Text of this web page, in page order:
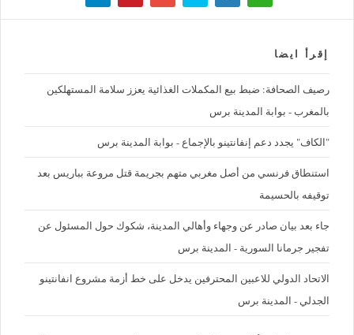
إقرأ ايضا
رصيف الصحافة: ضبط بيع المكملات الغذائية يعزز سلامة المستهلكين
بالمغرب - بوابة المدينة برس
"الكاف" يجدد دعم إنفانتينو بالإجماع - بوابة المدينة برس
استنطاق فرنسي من أصل مغربي متهم بجريمة قتل مروعة بباريس بعد
توقيفه بالحسيمة
جاء بعد بيان صادر عن وجهاء وأهالي المدينة، شكوك حول المسئول عن
تفجير جرمانا السورية - المدينة برس
الاتحاد الدولي للاعبين المحترفين يدخل على خط أزمة مشروع انفانتينو
الجدلي - المدينة برس